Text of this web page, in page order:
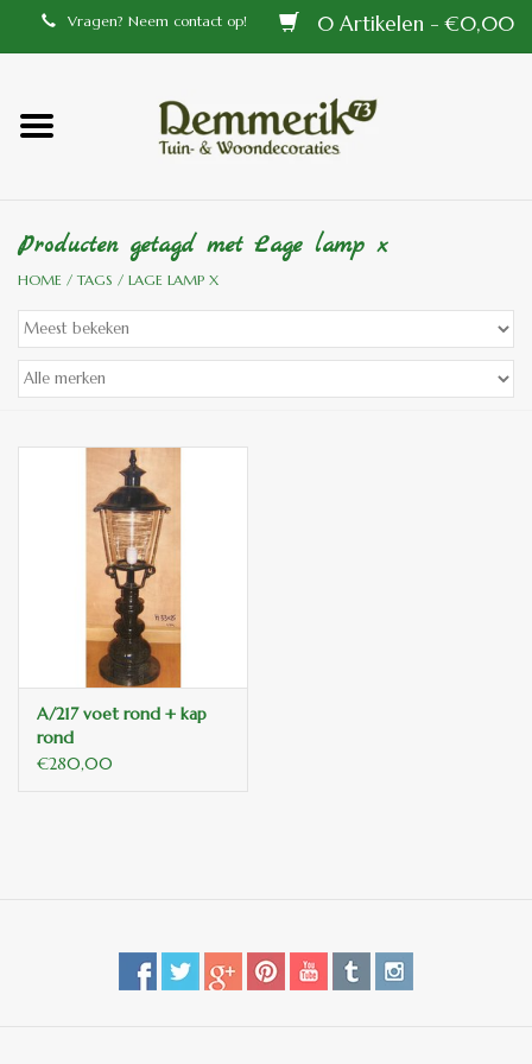
Vragen? Neem contact op! 0 Artikelen - €0,00
Home
Tiffany lampen
Tuindecoraties
buitenlampen
Bronzen beelden voor
binnen en of buiten.
ANTIEK , Curiosa en
Cadeau artikelen
Producten getagd met Lage lamp x
HOME / TAGS / LAGE LAMP X
A/217 voet rond + kap
rond
€280,00